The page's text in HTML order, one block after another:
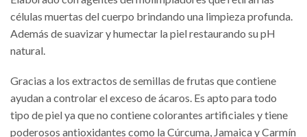
células muertas del cuerpo brindando una limpieza profunda.
Además de suavizar y humectar la piel restaurando su pH
natural.
Gracias a los extractos de semillas de frutas que contiene
ayudan a controlar el exceso de ácaros. Es apto para todo
tipo de piel ya que no contiene colorantes artificiales y tiene
poderosos antioxidantes como la Cúrcuma, Jamaica y Carmín